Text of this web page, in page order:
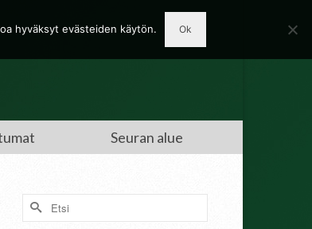
Seuran alue
Search
for:
hyväksyt evästeiden käytön. Ok